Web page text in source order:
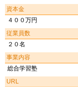
資本金
４００万円
従業員数
２０名
事業内容
総合学習塾
URL